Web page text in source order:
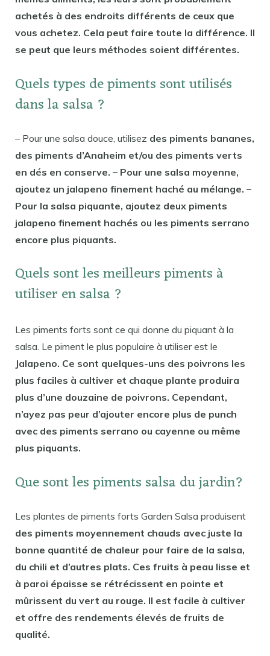
achetés à des endroits différents de ceux que
vous achetez. Cela peut faire toute la différence. Il
se peut que leurs méthodes soient différentes.
Quels types de piments sont utilisés
dans la salsa ?
– Pour une salsa douce, utilisez des piments bananes,
des piments d’Anaheim et/ou des piments verts
en dés en conserve. – Pour une salsa moyenne,
ajoutez un jalapeno finement haché au mélange. –
Pour la salsa piquante, ajoutez deux piments
jalapeno finement hachés ou les piments serrano
encore plus piquants.
Quels sont les meilleurs piments à
utiliser en salsa ?
Les piments forts sont ce qui donne du piquant à la
salsa. Le piment le plus populaire à utiliser est le
Jalapeno. Ce sont quelques-uns des poivrons les
plus faciles à cultiver et chaque plante produira
plus d’une douzaine de poivrons. Cependant,
n’ayez pas peur d’ajouter encore plus de punch
avec des piments serrano ou cayenne ou même
plus piquants.
Que sont les piments salsa du jardin?
Les plantes de piments forts Garden Salsa produisent
des piments moyennement chauds avec juste la
bonne quantité de chaleur pour faire de la salsa,
du chili et d’autres plats. Ces fruits à peau lisse et
à paroi épaisse se rétrécissent en pointe et
mûrissent du vert au rouge. Il est facile à cultiver
et offre des rendements élevés de fruits de
qualité.